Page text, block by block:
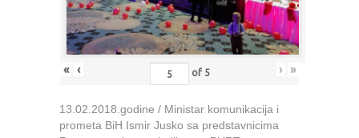
« ‹ of 5 › »
13.02.2018.godine / Ministar komunikacija i
prometa BiH Ismir Jusko sa predstavnicima